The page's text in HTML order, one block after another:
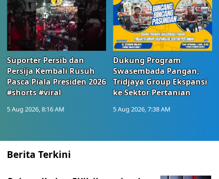
Suporter Persib dan
Persija Kembali Rusuh
Pasca Piala Presiden 2026
#shorts #viral
5 Aug 2026, 8:16 AM
Dukung Program
Swasembada Pangan,
Tridjaya Group Ekspansi
ke Sektor Pertanian
5 Aug 2026, 7:38 AM
Berita Terkini